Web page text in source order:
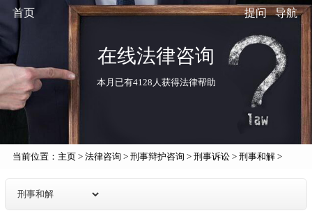
首页 导航
提问
在线法律咨询
本月已有4128人获得法律帮助
当前位置： 主页> 法律咨询 > 刑事辩护咨询 > 刑事诉讼> 刑事和解>